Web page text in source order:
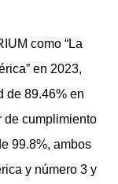
como “La
en 2023,
de 89.46% en
de cumplimiento
99.8%, ambos
y número 3 y